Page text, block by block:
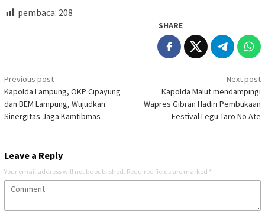
pembaca: 208
SHARE
Post
navigation
Previous post
Kapolda Lampung, OKP Cipayung
dan BEM Lampung, Wujudkan
Sinergitas Jaga Kamtibmas
Next post
Kapolda Malut mendampingi
Wapres Gibran Hadiri Pembukaan
Festival Legu Taro No Ate
Leave a Reply
Your email address will not be published. Required fields are marked *